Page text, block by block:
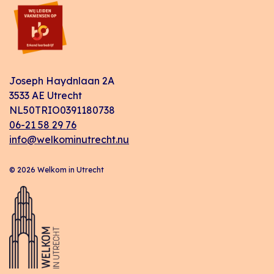
Joseph Haydnlaan 2A
3533 AE Utrecht
NL50TRIO0391180738
06-21 58 29 76
info@welkominutrecht.nu
© 2026 Welkom in Utrecht